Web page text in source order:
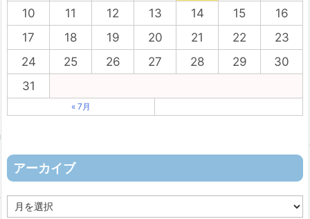
10
11 12 13 14 15
16
17
18 19 20 21 22
23
24
25 26 27 28 29
30
31
« 7月
アーカイブ
ー